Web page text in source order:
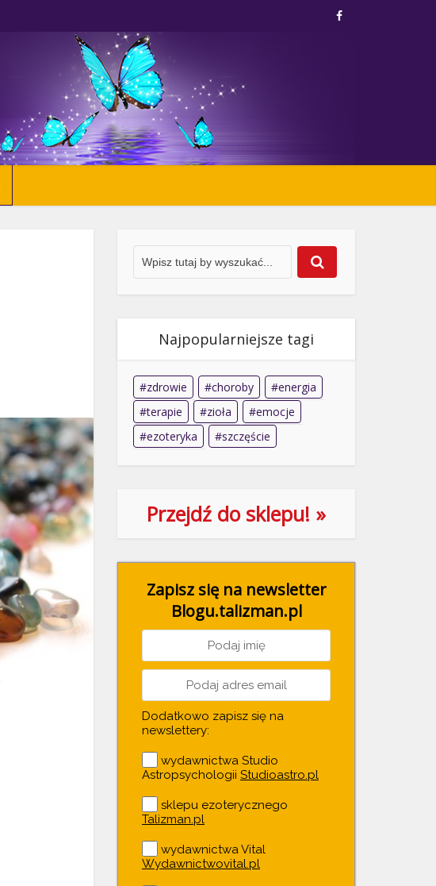
Najpopularniejsze tagi
zdrowie choroby
energia
terapie
zioła
emocje
ezoteryka
szczęście
Przejdź do sklepu! »
Zapisz się na newsletter
Blogu.talizman.pl
Dodatkowo zapisz się na
newslettery:
wydawnictwa Studio
Astropsychologii Studioastro.pl
sklepu ezoterycznego
Talizman.pl
wydawnictwa Vital
Wydawnictwovital.pl